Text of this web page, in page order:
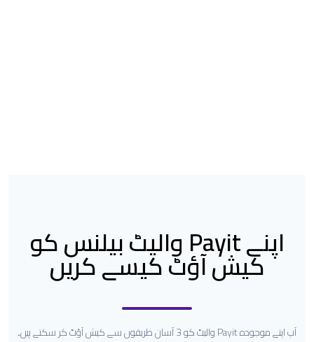
اپنے Payit والیٹ بیلنس کو
کیش آؤٹ کیسے کریں
آپ اپنے موجودہ Payit والیٹ کو 3 آسان طریقوں سے کیش آؤٹ کر سکتے ہیں۔